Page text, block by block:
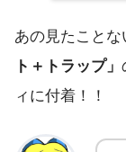
あの見たこと
ト＋トラップ」
ィに付着！！